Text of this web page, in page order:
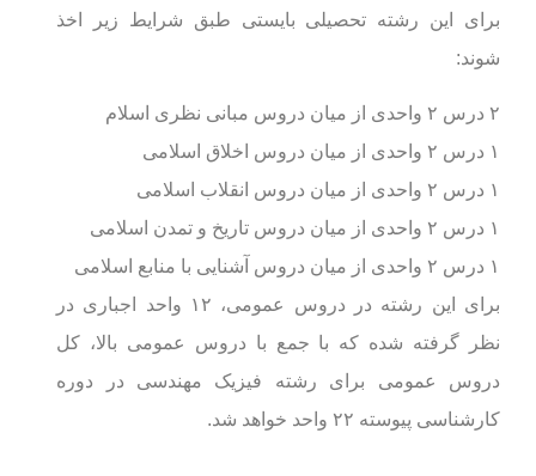
برای این رشته تحصیلی بایستی طبق شرایط زیر اخذ
شوند:
۲ درس ۲ واحدی از میان دروس مبانی نظری اسلام
۱ درس ۲ واحدی از میان دروس اخلاق اسلامی
۱ درس ۲ واحدی از میان دروس انقلاب اسلامی
۱ درس ۲ واحدی از میان دروس تاریخ و تمدن اسلامی
۱ درس ۲ واحدی از میان دروس آشنایی با منابع اسلامی
برای این رشته در دروس عمومی، ۱۲ واحد اجباری در
نظر گرفته شده که با جمع با دروس عمومی بالا، کل
دروس عمومی برای رشته فیزیک مهندسی در دوره
کارشناسی پیوسته ۲۲ واحد خواهد شد.